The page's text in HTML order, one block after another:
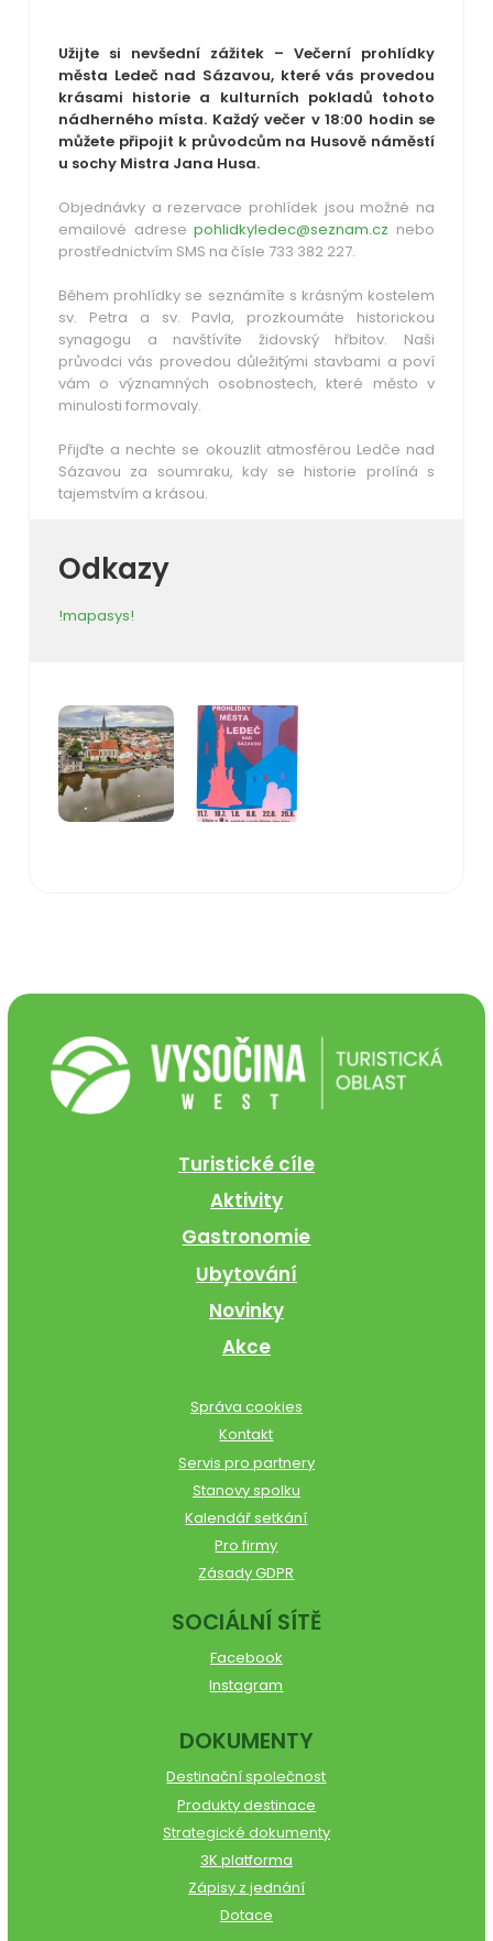
Užijte si nevšední zážitek – Večerní prohlídky
města Ledeč nad Sázavou, které vás provedou
krásami historie a kulturních pokladů tohoto
nádherného místa. Každý večer v 18:00 hodin se
můžete připojit k průvodcům na Husově náměstí
u sochy Mistra Jana Husa.
Objednávky a rezervace prohlídek jsou možné na
emailové adresepohlidkyledec@seznam.cz nebo
prostřednictvím SMS na čísle 733 382 227.
Během prohlídky se seznámíte s krásným kostelem
sv. Petra a sv. Pavla, prozkoumáte historickou
synagogu a navštívíte židovský hřbitov. Naši
průvodci vás provedou důležitými stavbami a poví
vám o významných osobnostech, které město v
minulosti formovaly.
Přijďte a nechte se okouzlit atmosférou Ledče nad
Sázavou za soumraku, kdy se historie prolíná s
tajemstvím a krásou.
Odkazy
!mapasys!
Turistické cíle
Aktivity
Gastronomie
Ubytování
Novinky
Akce
Správa cookies
Kontakt
Servis pro partnery
Stanovy spolku
Kalendář setkání
Pro firmy
Zásady GDPR
SOCIÁLNÍ SÍTĚ
Facebook
Instagram
DOKUMENTY
Destinační společnost
Produkty destinace
Strategické dokumenty
3K platforma
Zápisy z jednání
Dotace